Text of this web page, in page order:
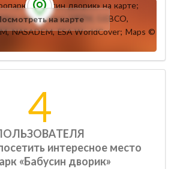
на карте
4
интересное место
«Бабусин дворик»